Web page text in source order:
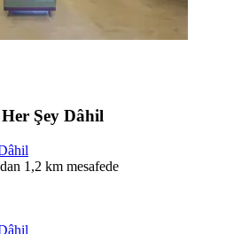
Şey Dâhil
1,2 km mesafede